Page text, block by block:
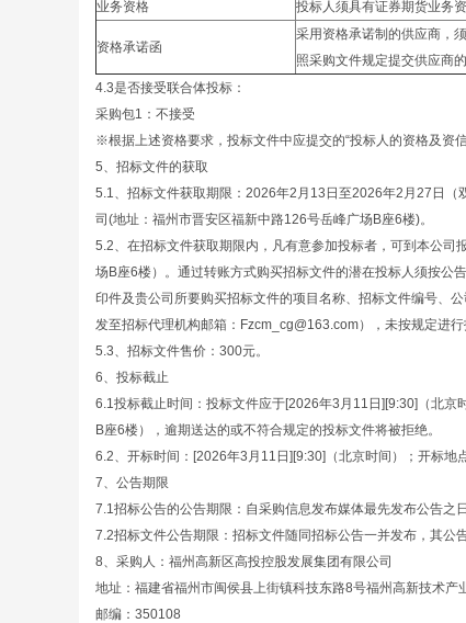
业务资格
投标人须具有证券期货业务
资格承诺函
采用资格承诺制的供应商，
照采购文件规定提交供应商
4.3是否接受联合体投标：
采购包1：不接受
※根据上述资格要求，投标文件中应提交的“投标人的资格及资
5、招标文件的获取
5.1、招标文件获取期限：2026年2月13日至2026年2月27日
司(地址：福州市晋安区福新中路126号岳峰广场B座6楼)。
5.2、在招标文件获取期限内，凡有意参加投标者，可到本公
场B座6楼）。通过转账方式购买招标文件的潜在投标人须按公
印件及贵公司所要购买招标文件的项目名称、招标文件编号、
发至招标代理机构邮箱：Fzcm_cg@163.com），未按规定进
5.3、招标文件售价：300元。
6、投标截止
6.1投标截止时间：投标文件应于[2026年3月11日][9:30]（北
B座6楼），逾期送达的或不符合规定的投标文件将被拒绝。
6.2、开标时间：[2026年3月11日][9:30]（北京时间）；开标地
7、公告期限
7.1招标公告的公告期限：自采购信息发布媒体最先发布公告之
7.2招标文件公告期限：招标文件随同招标公告一并发布，其公
8、采购人：福州高新区高投控股发展集团有限公司
地址：福建省福州市闽侯县上街镇科技东路8号福州高新技术产
邮编：350108